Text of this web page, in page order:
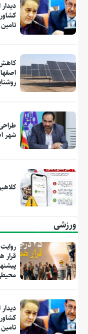
شهر
ورزشی
قرار